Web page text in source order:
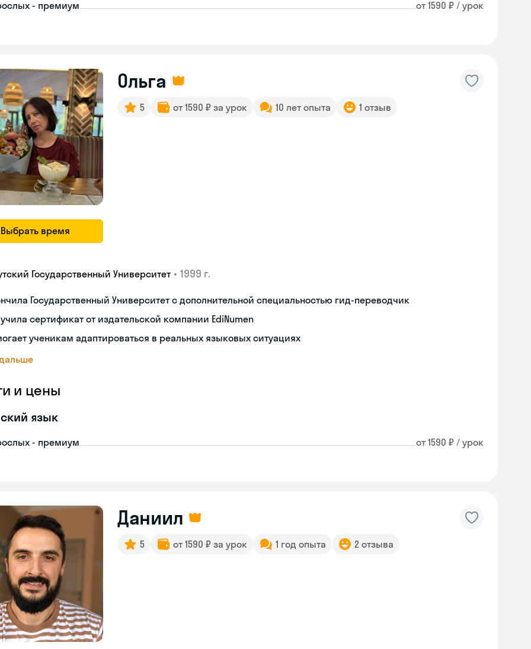
- премиум от 1590 ₽ / урок
Выбрать время
Ольга
5 от 1590 ₽ за урок 10 лет опыта 1 отзыв
Государственный Университет • 1999 г.
Государственный Университет с дополнительной специальностью гид-переводчик
сертификат от издательской компании EdiNumen
ученикам адаптироваться в реальных языковых ситуациях
и цены
язык
- премиум от 1590 ₽ / урок
Даниил
5 от 1590 ₽ за урок 1 год опыта 2 отзыва